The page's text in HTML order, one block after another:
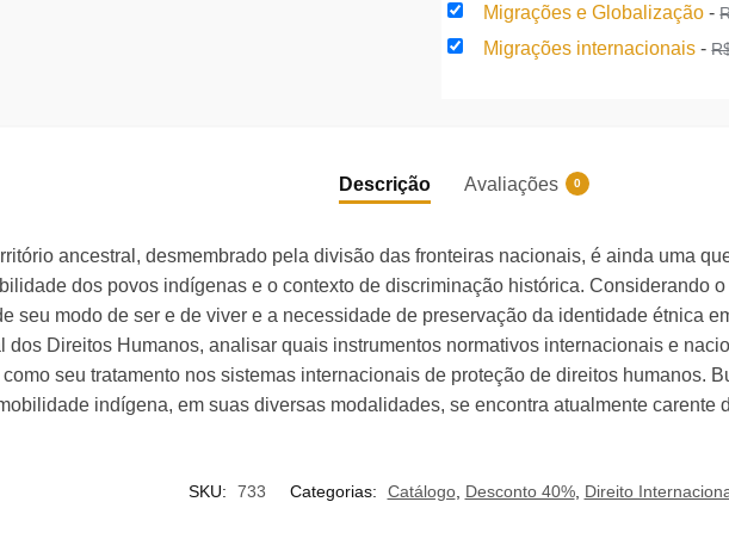
era:
R$112,15.R$103,18.
Migrações e Globalização-
Migrações internacionais-
Descrição
Avaliações 0
ancestral, desmembrado pela divisão das fronteiras nacionais, é ainda uma
dos povos indígenas e o contexto de discriminação histórica. Considerando
seu modo de ser e de viver e a necessidade de preservação da identidade étnica
dos Direitos Humanos, analisar quais instrumentos normativos internacionais e
seu tratamento nos sistemas internacionais de proteção de direitos humanos.
indígena, em suas diversas modalidades, se encontra atualmente carente
SKU: 733 Categorias: Catálogo, Desconto 40%, Direito